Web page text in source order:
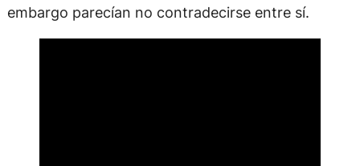
embargo parecían no contradecirse entre sí.